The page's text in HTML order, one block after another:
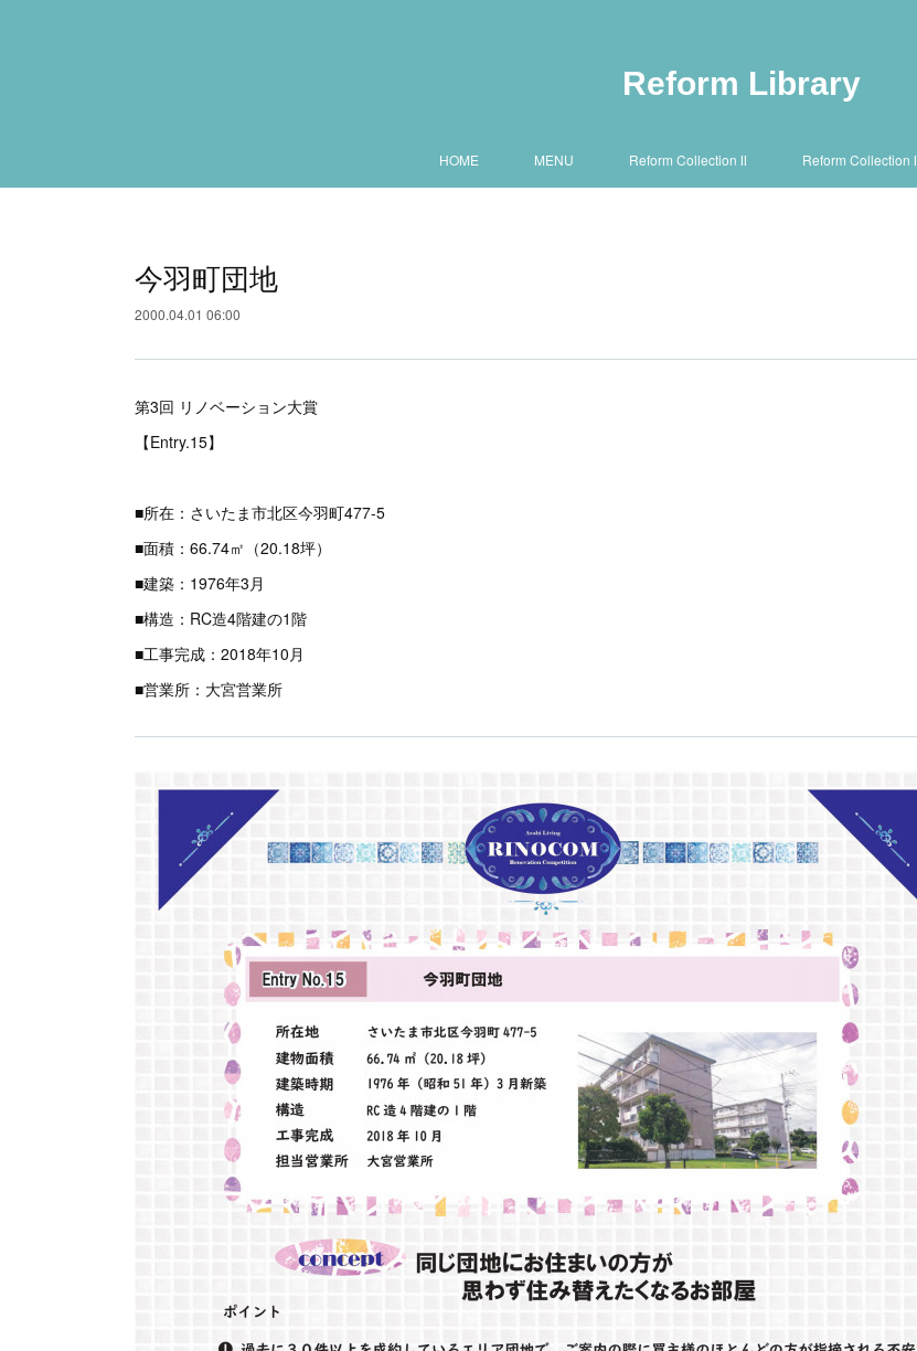
Reform Library
HOME MENU Reform Collection Ⅱ Reform Collection Ⅰ
今羽町団地
2000.04.01 06:00
第3回 リノベーション大賞
【Entry.15】
■所在：さいたま市北区今羽町477-5
■面積：66.74㎡（20.18坪）
■建築：1976年3月
■構造：RC造4階建の1階
■工事完成：2018年10月
■営業所：大宮営業所